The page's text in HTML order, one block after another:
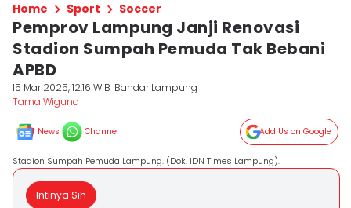
Home Sport Soccer
Pemprov Lampung Janji Renovasi
Stadion Sumpah Pemuda Tak Bebani
APBD
15 Mar 2025, 12:16 WIB Bandar Lampung
Tama Wiguna
News Channel Add Us on Google
Stadion Sumpah Pemuda Lampung. (Dok. IDN Times Lampung).
Intinya Sih